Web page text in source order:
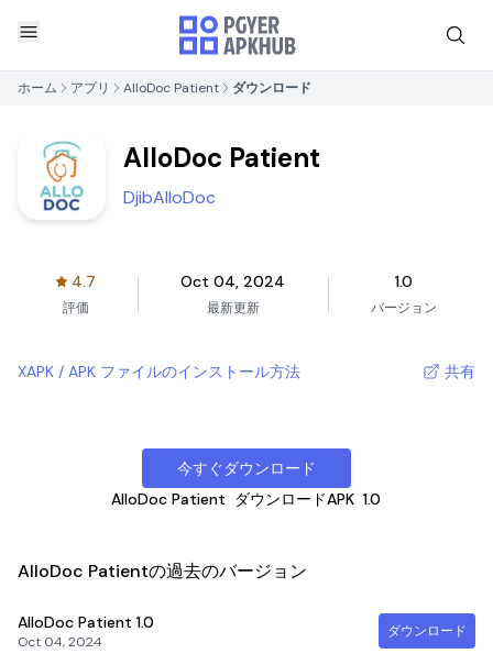
ホーム アプリ AlloDoc Patient ダウンロード
AlloDoc Patient
DjibAlloDoc
4.7
評価
Oct 04, 2024
最新更新
1.0
バージョン
XAPK / APK ファイルのインストール方法 共有
今すぐダウンロード
AlloDoc Patient
ダウンロードAPK 1.0
AlloDoc Patientの過去のバージョン
AlloDoc Patient 1.0
Oct 04, 2024
ダウンロード